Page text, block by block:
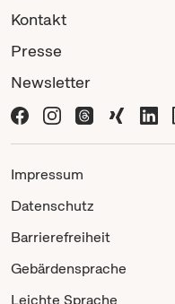
Kontakt
Presse
Newsletter
Impressum
Datenschutz
Barrierefreiheit
Gebärdensprache